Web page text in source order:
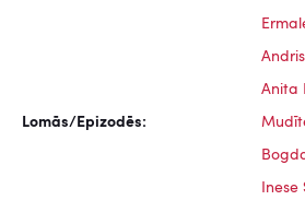
Anita
Lomās/Epizodēs: